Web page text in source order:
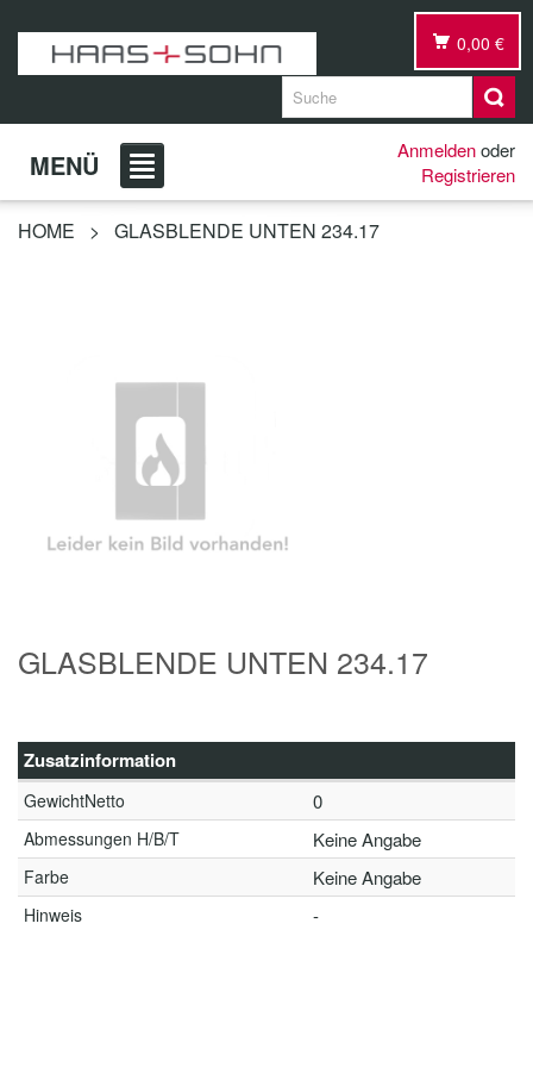
0,00 €
MENÜ Anmeldenoder
Registrieren
HOME > GLASBLENDE UNTEN 234.17
GLASBLENDE UNTEN 234.17
Zusatzinformation
GewichtNetto 0
Abmessungen H/B/T Keine Angabe
Farbe Keine Angabe
Hinweis -